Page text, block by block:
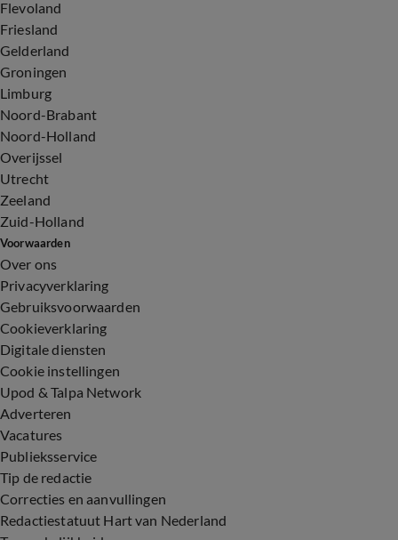
Flevoland
Friesland
Gelderland
Groningen
Limburg
Noord-Brabant
Noord-Holland
Overijssel
Utrecht
Zeeland
Zuid-Holland
Voorwaarden
Over ons
Privacyverklaring
Gebruiksvoorwaarden
Cookieverklaring
Digitale diensten
Cookie instellingen
Upod & Talpa Network
Adverteren
Vacatures
Publieksservice
Tip de redactie
Correcties en aanvullingen
Redactiestatuut Hart van Nederland